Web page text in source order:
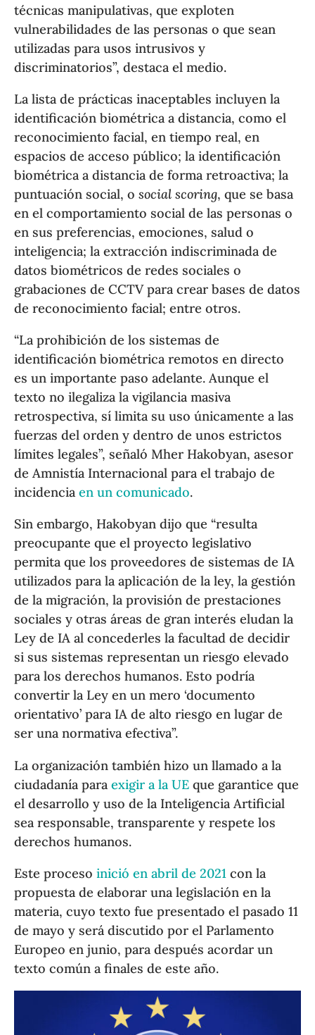
técnicas manipulativas, que exploten
vulnerabilidades de las personas o que sean
utilizadas para usos intrusivos y
discriminatorios”, destaca el medio.
La lista de prácticas inaceptables incluyen la
identificación biométrica a distancia, como el
reconocimiento facial, en tiempo real, en
espacios de acceso público; la identificación
biométrica a distancia de forma retroactiva; la
puntuación social, osocial scoring, que se basa
en el comportamiento social de las personas o
en sus preferencias, emociones, salud o
inteligencia; la extracción indiscriminada de
datos biométricos de redes sociales o
grabaciones de CCTV para crear bases de datos
de reconocimiento facial; entre otros.
“La prohibición de los sistemas de
identificación biométrica remotos en directo
es un importante paso adelante. Aunque el
texto no ilegaliza la vigilancia masiva
retrospectiva, sí limita su uso únicamente a las
fuerzas del orden y dentro de unos estrictos
límites legales”, señaló Mher Hakobyan, asesor
de Amnistía Internacional para el trabajo de
incidenciaen un comunicado.
Sin embargo, Hakobyan dijo que “resulta
preocupante que el proyecto legislativo
permita que los proveedores de sistemas de IA
utilizados para la aplicación de la ley, la gestión
de la migración, la provisión de prestaciones
sociales y otras áreas de gran interés eludan la
Ley de IA al concederles la facultad de decidir
si sus sistemas representan un riesgo elevado
para los derechos humanos. Esto podría
convertir la Ley en un mero ‘documento
orientativo’ para IA de alto riesgo en lugar de
ser una normativa efectiva”.
La organización también hizo un llamado a la
ciudadanía paraexigir a la UE que garantice que
el desarrollo y uso de la Inteligencia Artificial
sea responsable, transparente y respete los
derechos humanos.
Este procesoinició en abril de 2021 con la
propuesta de elaborar una legislación en la
materia, cuyo texto fue presentado el pasado 11
de mayo y será discutido por el Parlamento
Europeo en junio, para después acordar un
texto común a finales de este año.